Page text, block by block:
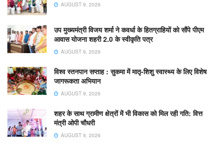
AUGUST 9, 2026
उप मुख्यमंत्री विजय शर्मा ने कवर्धा के हितग्राहियों को सौंपे पीएम
आवास योजना शहरी 2.0 के स्वीकृति पत्र
AUGUST 9, 2026
विश्व स्तनपान सप्ताह : सुकमा में मातृ-शिशु स्वास्थ्य के लिए विशेष
जागरूकता अभियान
AUGUST 9, 2026
शहर के साथ ग्रामीण क्षेत्रों में भी विकास को मिल रही गति: वित्त
मंत्री ओपी चौधरी
AUGUST 9, 2026